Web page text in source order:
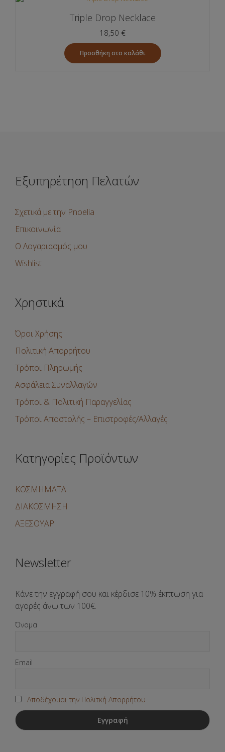
Triple Drop Necklace
18,50 €
Προσθήκη στο καλάθι
Εξυπηρέτηση Πελατών
Σχετικά με την Pnoelia
Επικοινωνία
Ο Λογαριασμός μου
Wishlist
Χρηστικά
Όροι Χρήσης
Πολιτική Απορρήτου
Τρόποι Πληρωμής
Ασφάλεια Συναλλαγών
Τρόποι & Πολιτική Παραγγελίας
Τρόποι Αποστολής – Επιστροφές/Αλλαγές
Κατηγορίες Προϊόντων
ΚΟΣΜΗΜΑΤΑ
ΔΙΑΚΟΣΜΗΣΗ
ΑΞΕΣΟΥΑΡ
Newsletter
Κάνε την εγγραφή σου και κέρδισε 10% έκπτωση για
αγορές άνω των 100€.
Όνομα
Email
Αποδέχομαι την Πολιτκή Απορρήτου